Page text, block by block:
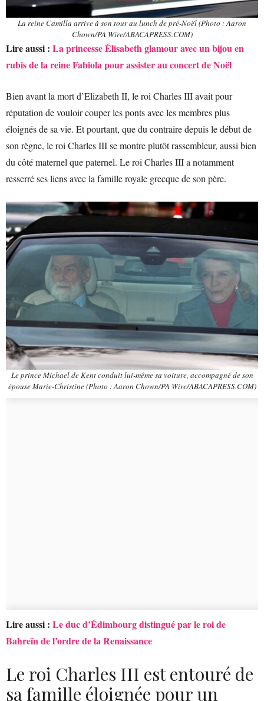
La reine Camilla arrive à son tour au lunch de pré-Noël (Photo : Aaron
Chown/PA Wire/ABACAPRESS.COM)
Lire aussi : La princesse Élisabeth glamour avec un bijou en
rubis de la reine Fabiola pour assister au concert de Noël
Bien avant la mort d’Elizabeth II, le roi Charles III avait pour
réputation de vouloir couper les ponts avec les membres plus
éloignés de sa vie. Et pourtant, que du contraire depuis le début de
son règne, le roi Charles III se montre plutôt rassembleur, aussi bien
du côté maternel que paternel. Le roi Charles III a notamment
resserré ses liens avec la famille royale grecque de son père.
Le prince Michael de Kent conduit lui-même sa voiture, accompagné de son
épouse Marie-Christine (Photo : Aaron Chown/PA Wire/ABACAPRESS.COM)
Lire aussi : Le duc d’Édimbourg distingué par le roi de
Bahreïn de l’ordre de la Renaissance
Le roi Charles III est entouré de
sa famille éloignée pour un